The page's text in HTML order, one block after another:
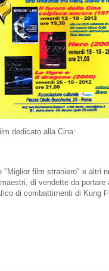
dedicato alla Cina:
film straniero" e altri
di vendette da
di combattimenti di Kung